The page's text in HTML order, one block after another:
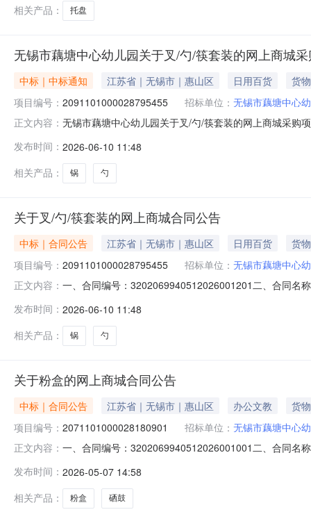
相关产品：
托盘
无锡市藕塘中心幼儿园关于叉/勺/筷套装的网上商城
中标｜中标通知 江苏省｜无锡市｜惠山区 日用百货
货物
项目编号： 2091101000028795455 招标单位： 无锡市藕塘中心
正文内容： 无锡市藕塘中心幼儿园关于叉/勺/筷套装的网上商城采购
在行政区划编码:320206项目所在行政区划名称:江苏省
发布时间： 2026-06-10 11:48
相关产品：
锅 勺
关于叉/勺/筷套装的网上商城合同公告
中标｜合同公告 江苏省｜无锡市｜惠山区 日用百货
货物
项目编号： 2091101000028795455 招标单位： 无锡市藕塘中心
正文内容： 一、合同编号：3202069940512026001201二、合同名
江苏省昆山开发区顺帆路158号联系方式：
发布时间： 2026-06-10 11:48
相关产品：
锅 勺
关于粉盒的网上商城合同公告
中标｜合同公告 江苏省｜无锡市｜惠山区 办公文教
货物
项目编号： 2071101000028180901 招标单位： 无锡市藕塘中心
正文内容： 一、合同编号：3202069940512026001001二、合同名
18651666113六、合同主要信息1.主要标的信息：序号
发布时间： 2026-05-07 14:58
相关产品：
粉盒 硒鼓